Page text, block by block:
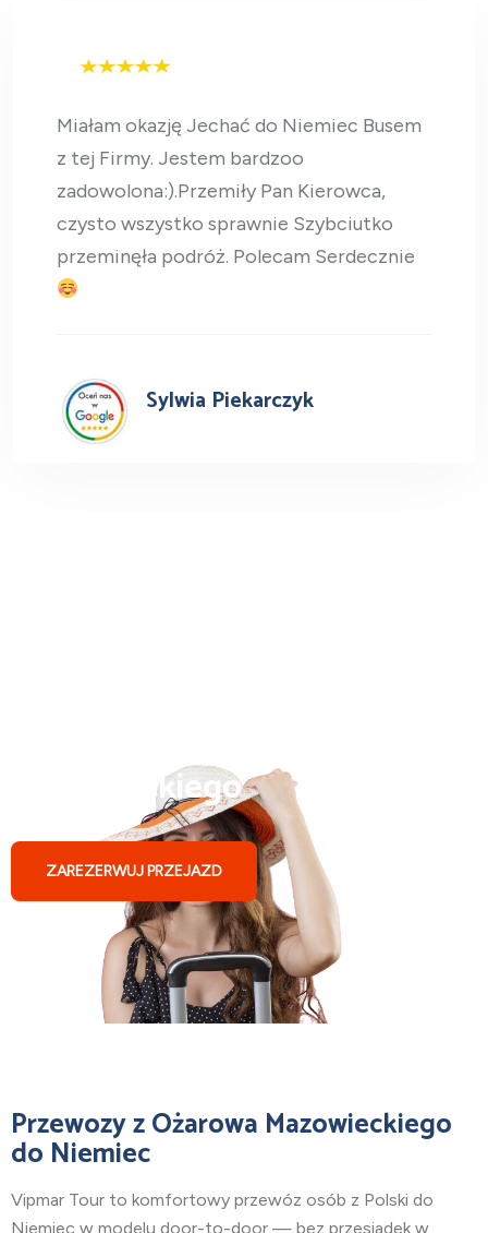
Miałam okazję Jechać do Niemiec Busem
z tej Firmy. Jestem bardzoo
zadowolona:).Przemiły Pan Kierowca,
czysto wszystko sprawnie Szybciutko
przeminęła podróż. Polecam Serdecznie
Sylwia Piekarczyk
Mazowieckiego
ZAREZERWUJ PRZEJAZD
Przewozyz Ożarowa Mazowieckiego
do Niemiec
Vipmar Tour to komfortowy przewóz osób z Polski do
Niemiec w modelu door-to-door — bez przesiadek w